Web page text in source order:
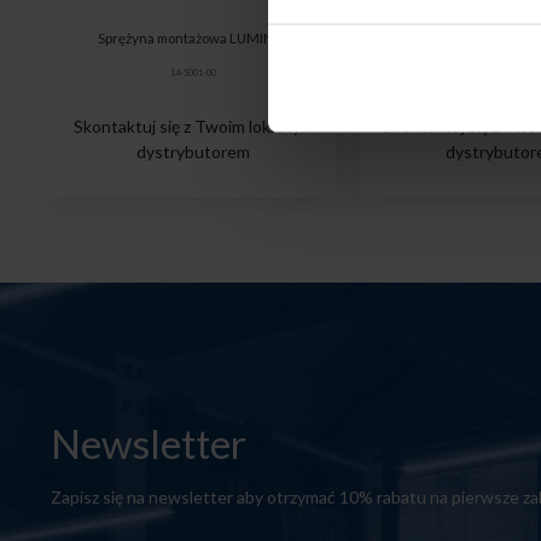
Sprężyna montażowa LUMINES
14-5001-00
Skontaktuj się z Twoim lokalnym
dystrybutorem
Newsletter
Zapisz się na newsletter aby otrzymać 10% rabatu na pierwsze